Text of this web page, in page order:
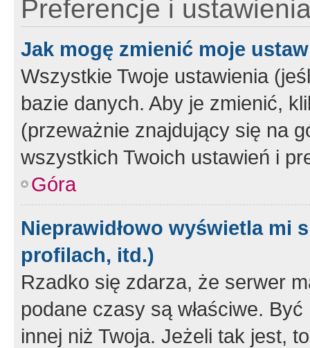
Preferencje i
Jak mogę zmienić moje
Wszystkie Twoje ustawienia
bazie danych. Aby je zmienić,
(przeważnie znajdujący się na
wszystkich Twoich ustawień i
Góra
Nieprawidłowo wyświetla mi
profilach, itd.)
Rzadko się zdarza, że serwer
podane czasy są właściwe.
innej niż Twoja. Jeżeli tak jest,